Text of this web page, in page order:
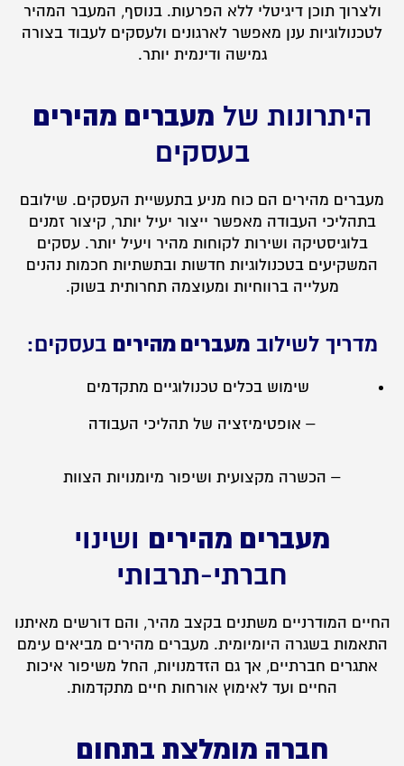
ולצרוך תוכן דיגיטלי ללא הפרעות. בנוסף, המעבר המהיר
לטכנולוגיות ענן מאפשר לארגונים ולעסקים לעבוד בצורה
גמישה ודינמית יותר.
היתרונות של מעברים מהירים
בעסקים
מעברים מהירים הם כוח מניע בתעשיית העסקים. שילובם
בתהליכי העבודה מאפשר ייצור יעיל יותר, קיצור זמנים
בלוגיסטיקה ושירות לקוחות מהיר ויעיל יותר. עסקים
המשקיעים בטכנולוגיות חדשות ובתשתיות חכמות נהנים
מעלייה ברווחיות ומעוצמה תחרותית בשוק.
מדריך לשילוב מעברים מהירים בעסקים:
שימוש בכלים טכנולוגיים מתקדמים
– אופטימיזציה של תהליכי העבודה
– הכשרה מקצועית ושיפור מיומנויות הצוות
מעברים מהירים ושינוי
חברתי-תרבותי
החיים המודרניים משתנים בקצב מהיר, והם דורשים מאיתנו
התאמות בשגרה היומיומית. מעברים מהירים מביאים עימם
אתגרים חברתיים, אך גם הזדמנויות, החל משיפור איכות
החיים ועד לאימוץ אורחות חיים מתקדמות.
חברה מומלצת בתחום